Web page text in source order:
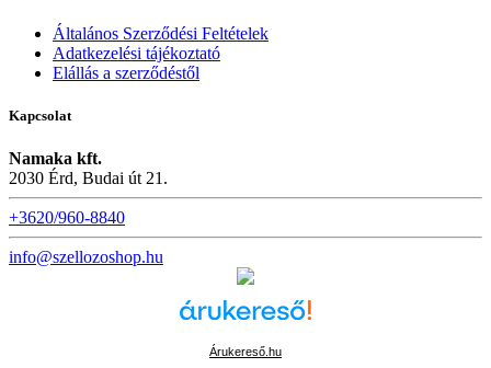
Általános Szerződési Feltételek
Adatkezelési tájékoztató
Elállás a szerződéstől
Kapcsolat
Namaka kft.
2030 Érd, Budai út 21.
+3620/960-8840
info@szellozoshop.hu
Árukereső.hu